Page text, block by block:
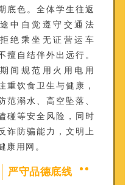
底色。全体学生往返
中自觉遵守交通法
绝乘坐无证营运车
擅自结伴外出远行。
间规范用火用电用
重饮食卫生与健康，
范溺水、高空坠落、
碰等安全风险，同时
诈防骗能力，文明上
康用网。
严守品德底线